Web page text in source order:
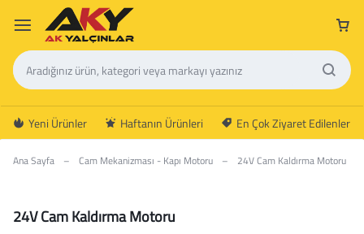
Yeni Ürünler Haftanın Ürünleri En Çok Ziyaret Edilenler
Ana Sayfa – Cam Mekanizması - Kapı Motoru – 24V Cam Kaldırma Motoru
24V Cam Kaldırma Motoru